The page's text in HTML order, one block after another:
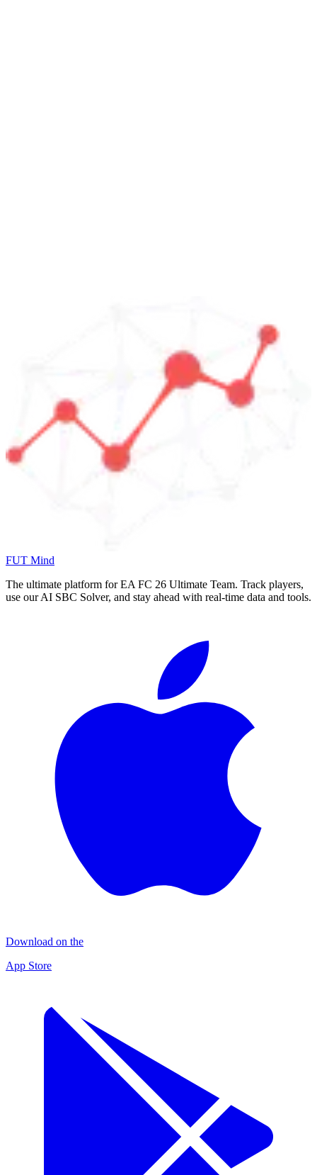
FUT Mind
The ultimate platform for EA FC 26 Ultimate Team. Track players,
use our AI SBC Solver, and stay ahead with real-time data and tools.
Download on the
App Store